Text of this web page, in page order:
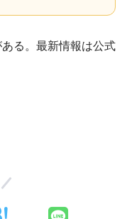
る。最新情報は公式